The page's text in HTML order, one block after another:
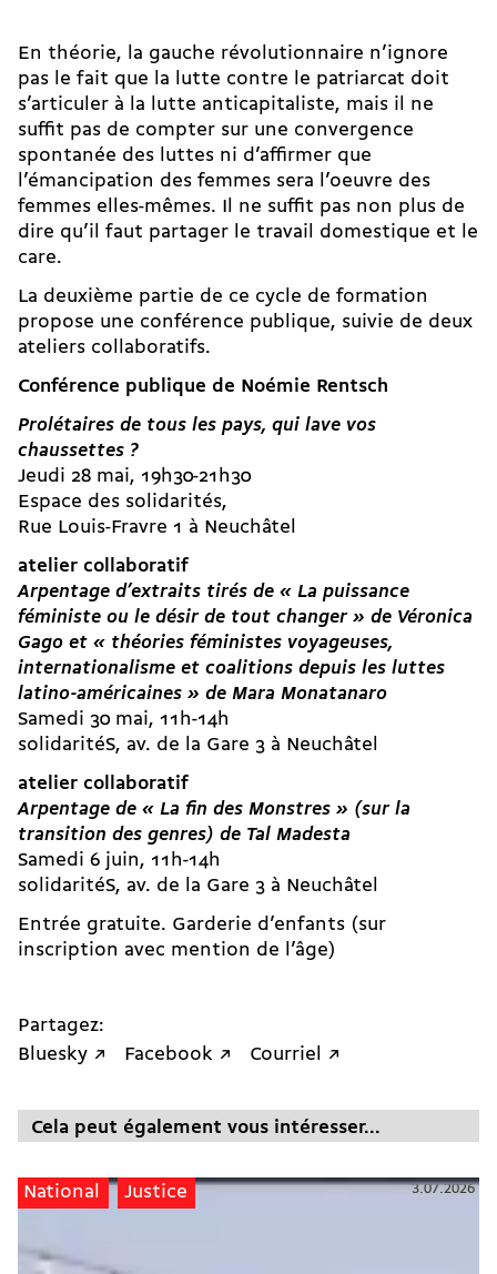
En théorie, la gauche révolutionnaire n’ignore
pas le fait que la lutte contre le patriarcat doit
s’articuler à la lutte anticapitaliste, mais il ne
suffit pas de compter sur une convergence
spontanée des luttes ni d’affirmer que
l’émancipation des femmes sera l’oeuvre des
femmes elles-mêmes. Il ne suffit pas non plus de
dire qu’il faut partager le travail domestique et le
care.
La deuxième partie de ce cycle de formation
propose une conférence publique, suivie de deux
ateliers collaboratifs.
Conférence publique de Noémie Rentsch
Prolétaires de tous les pays, qui lave vos
chaussettes ?
Jeudi 28 mai, 19h30-21h30
Espace des solidarités,
Rue Louis-Fravre 1 à Neuchâtel
atelier collaboratif
Arpentage d’extraits tirés de « La puissance
féministe ou le désir de tout changer » de Véronica
Gago et « théories féministes voyageuses,
internationalisme et coalitions depuis les luttes
latino-américaines » de Mara Monatanaro
Samedi 30 mai, 11h-14h
solidaritéS, av. de la Gare 3 à Neuchâtel
atelier collaboratif
Arpentage de « La fin des Monstres » (sur la
transition des genres) de Tal Madesta
Samedi 6 juin, 11h-14h
solidaritéS, av. de la Gare 3 à Neuchâtel
Entrée gratuite. Garderie d’enfants (sur
inscription avec mention de l’âge)
Partagez:
Bluesky ↗
Facebook ↗ Courriel ↗
Cela peut également vous intéresser...
National Justice 3.07.2026